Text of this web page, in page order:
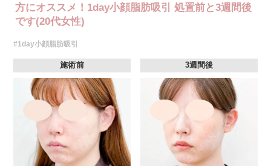
方にオススメ！1day小顔脂肪吸引 処置前と3週間後
です(20代女性)
#1day小顔脂肪吸引
施術前 3週間後